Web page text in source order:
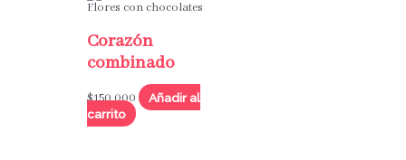
Flores con chocolates
Corazón
combinado
$150,000
Añadir al
carrito